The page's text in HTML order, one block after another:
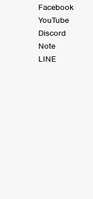
Facebook
YouTube
Discord
Note
LINE